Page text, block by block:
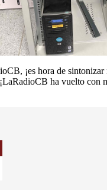
¡es hora de
ha vuelto con